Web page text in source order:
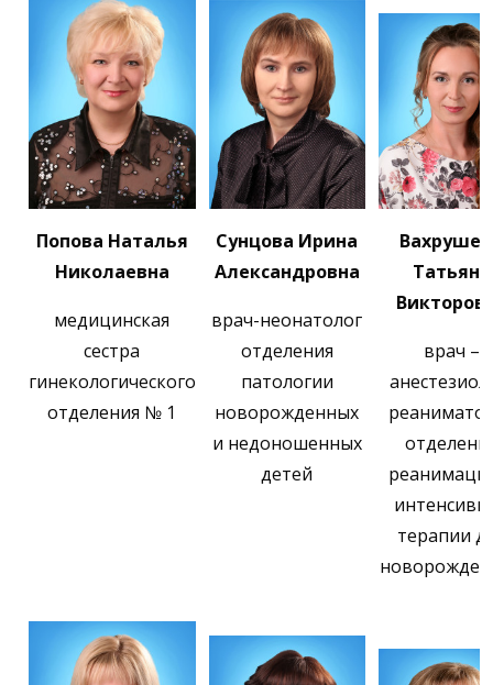
Попова Наталья
Николаевна
медицинская
сестра
гинекологического
отделения № 1
Сунцова Ирина
Александровна
врач-неонатолог
отделения
патологии
новорожденных
и недоношенных
детей
Татьяна
врач –
терапии